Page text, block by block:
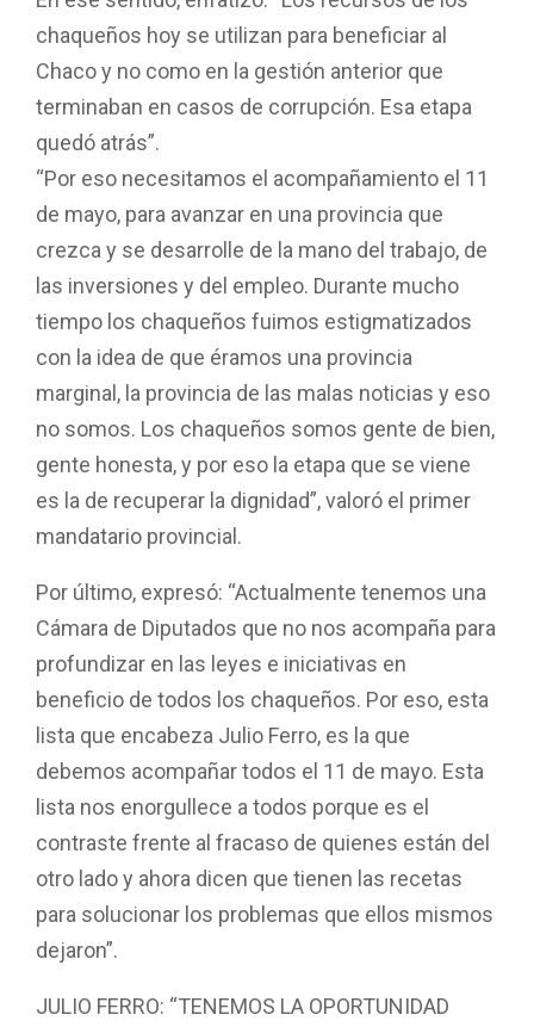
chaqueños hoy se utilizan para beneficiar al
Chaco y no como en la gestión anterior que
terminaban en casos de corrupción. Esa etapa
quedó atrás”.
“Por eso necesitamos el acompañamiento el 11
de mayo, para avanzar en una provincia que
crezca y se desarrolle de la mano del trabajo, de
las inversiones y del empleo. Durante mucho
tiempo los chaqueños fuimos estigmatizados
con la idea de que éramos una provincia
marginal, la provincia de las malas noticias y eso
no somos. Los chaqueños somos gente de bien,
gente honesta, y por eso la etapa que se viene
es la de recuperar la dignidad”, valoró el primer
mandatario provincial.
Por último, expresó: “Actualmente tenemos una
Cámara de Diputados que no nos acompaña para
profundizar en las leyes e iniciativas en
beneficio de todos los chaqueños. Por eso, esta
lista que encabeza Julio Ferro, es la que
debemos acompañar todos el 11 de mayo. Esta
lista nos enorgullece a todos porque es el
contraste frente al fracaso de quienes están del
otro lado y ahora dicen que tienen las recetas
para solucionar los problemas que ellos mismos
dejaron”.
JULIO FERRO: “TENEMOS LA OPORTUNIDAD